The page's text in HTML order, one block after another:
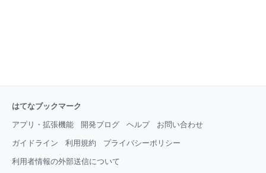
はてなブックマーク
アプリ・拡張機能 開発ブログ ヘルプ お問い合わせ
ガイドライン 利用規約 プライバシーポリシー
利用者情報の外部送信について